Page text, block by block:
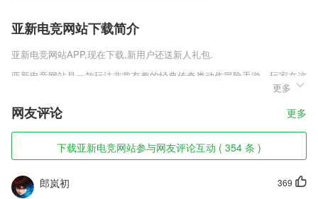
亚新电竞网站下载简介
亚新电竞网站APP,现在下载,新用户还送新人礼包.
亚新电竞网站是一款玩法非常有趣的经典传奇类动作冒险手游，玩家在这
款游戏中是可以体验到不一样的传奇，这款传奇没有以往的三种职业，这
款单职业的角色拥有很多的技能，这些技能都是需要玩家慢慢的进行搭
配。
亚新电竞网站软件特色
1,实时在线管理自己的健康方案，自己身体有什么问题可以及时解决；
2,优质课程限时免费，课程任务简单清晰，
更多
网友评论 更多
下载亚新电竞网站参与网友评论互动 ( 354 条 )
369
郎岚初